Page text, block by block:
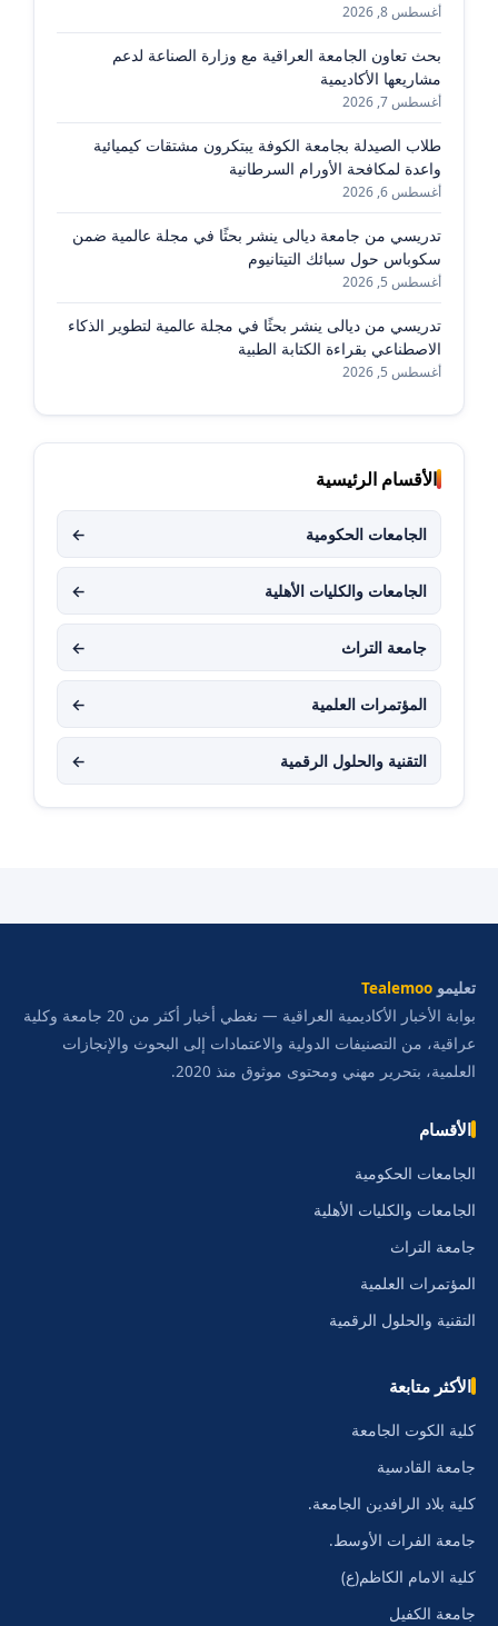
أغسطس 8, 2026
بحث تعاون الجامعة العراقية مع وزارة الصناعة لدعم
مشاريعها الأكاديمية
أغسطس 7, 2026
طلاب الصيدلة بجامعة الكوفة يبتكرون مشتقات كيميائية
واعدة لمكافحة الأورام السرطانية
أغسطس 6, 2026
تدريسي من جامعة ديالى ينشر بحثًا في مجلة عالمية ضمن
سكوباس حول سبائك التيتانيوم
أغسطس 5, 2026
تدريسي من ديالى ينشر بحثًا في مجلة عالمية لتطوير الذكاء
الاصطناعي بقراءة الكتابة الطبية
أغسطس 5, 2026
الأقسام الرئيسية
الجامعات الحكومية ←
الجامعات والكليات الأهلية ←
جامعة التراث ←
المؤتمرات العلمية ←
التقنية والحلول الرقمية ←
تعليمو Tealemoo
بوابة الأخبار الأكاديمية العراقية — نغطي أخبار أكثر من 20 جامعة وكلية
عراقية، من التصنيفات الدولية والاعتمادات إلى البحوث والإنجازات
العلمية، بتحرير مهني ومحتوى موثوق منذ 2020.
الأقسام
الجامعات الحكومية
الجامعات والكليات الأهلية
جامعة التراث
المؤتمرات العلمية
التقنية والحلول الرقمية
الأكثر متابعة
كلية الكوت الجامعة
جامعة القادسية
كلية بلاد الرافدين الجامعة.
جامعة الفرات الأوسط.
كلية الامام الكاظم(ع)
جامعة الكفيل